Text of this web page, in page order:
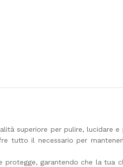
superiore per pulire, lucidare
tutto il necessario per
garantendo che la tua